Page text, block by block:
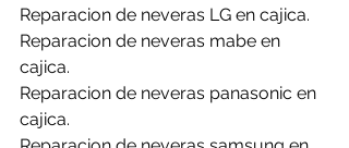
Reparacion de neveras LG en cajica.
Reparacion de neveras mabe en
cajica.
Reparacion de neveras panasonic en
cajica.